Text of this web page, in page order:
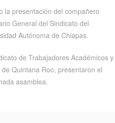
la presentación del compañero
General del Sindicato del
Autónoma de Chiapas.
de Trabajadores Académicos y
Quintana Roo, presentaron el
asamblea.